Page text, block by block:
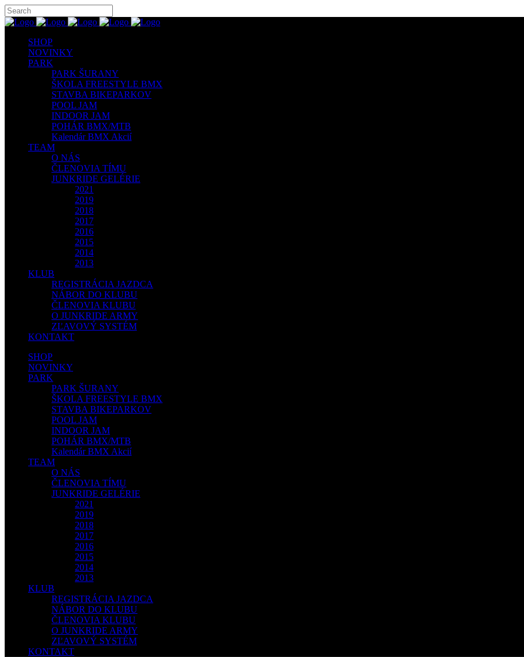
SHOP
NOVINKY
PARK
PARK ŠURANY
ŠKOLA FREESTYLE BMX
STAVBA BIKEPARKOV
POOL JAM
INDOOR JAM
POHÁR BMX/MTB
Kalendár BMX Akcií
TEAM
O NÁS
ČLENOVIA TÍMU
JUNKRIDE GELÉRIE
2021
2019
2018
2017
2016
2015
2014
2013
KLUB
REGISTRÁCIA JAZDCA
NÁBOR DO KLUBU
ČLENOVIA KLUBU
O JUNKRIDE ARMY
ZĽAVOVÝ SYSTÉM
KONTAKT
SHOP
NOVINKY
PARK
PARK ŠURANY
ŠKOLA FREESTYLE BMX
STAVBA BIKEPARKOV
POOL JAM
INDOOR JAM
POHÁR BMX/MTB
Kalendár BMX Akcií
TEAM
O NÁS
ČLENOVIA TÍMU
JUNKRIDE GELÉRIE
2021
2019
2018
2017
2016
2015
2014
2013
KLUB
REGISTRÁCIA JAZDCA
NÁBOR DO KLUBU
ČLENOVIA KLUBU
O JUNKRIDE ARMY
ZĽAVOVÝ SYSTÉM
KONTAKT